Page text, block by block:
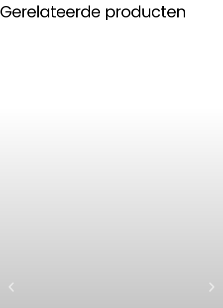
Gerelateerde producten